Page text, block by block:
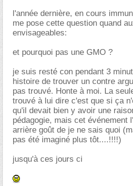
l'année dernière, en cours
me pose cette question quand
envisageables:
et pourquoi pas une GMO ?
je suis resté con pendant 3
histoire de trouver un contre
pas trouvé. Honte à moi. La
trouvé à lui dire c'est que si ça
qu'il devait bien y avoir une
pédagogie, mais cet événement
arrière goût de je ne sais quoi
pas été imaginé plus tôt....!!!!)
jusqu'à ces jours ci